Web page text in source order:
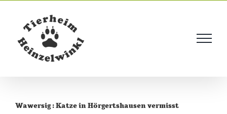
content
Wawersig : Katze in Hörgertshausen vermisst